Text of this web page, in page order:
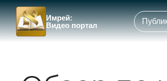
Имрей:
Видео портал